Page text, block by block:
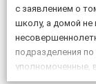
с заявлением о
школу, а домой не
подразделения
уполномоченные,
патрульной